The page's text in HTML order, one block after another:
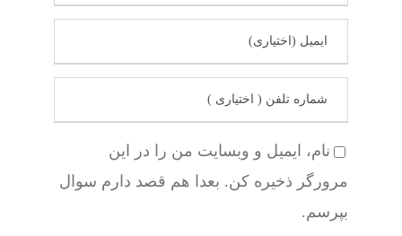
نام، ایمیل و وبسایت من را در این
مرورگر ذخیره کن. بعدا هم قصد دارم سوال
بپرسم.